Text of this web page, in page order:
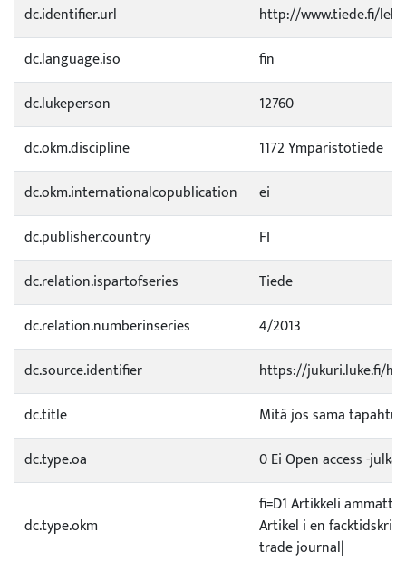
dc.identifier.url
http://www.tiede.fi/
dc.language.iso
fin
dc.lukeperson
12760
dc.okm.discipline
1172 Ympäristötiede
dc.okm.internationalcopublication
ei
dc.publisher.country
FI
dc.relation.ispartofseries
Tiede
dc.relation.numberinseries
4/2013
dc.source.identifier
https://jukuri.luke.fi/
dc.title
Mitä jos sama
dc.type.oa
0 Ei Open access -
dc.type.okm
fi=D1 Artikkeli
Artikel i en
trade journal|